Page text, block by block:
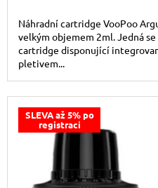
Náhradní cartridge VooPoo
velkým objemem 2ml. Jedná
cartridge disponující
pletivem...
SLEVA až 5% po
registraci